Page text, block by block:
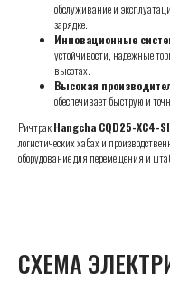
обслуживание и
зарядке.
Инновационные
устойчивости, надежные
высотах.
Высокая
обеспечивает быструю и
РичтракHangcha CQD25-XC4-SI
логистических хабах и
оборудование для перемещения и
СХЕМА